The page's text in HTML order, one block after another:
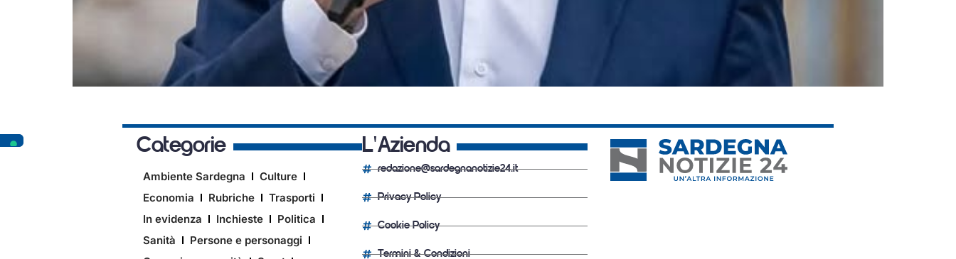
Categorie
Ambiente Sardegna
Culture
Economia
Rubriche
Trasporti
In evidenza
Inchieste
Politica
Sanità
Persone e personaggi
L'Azienda
redazione@sardegnanotizie24.it
Privacy Policy
Cookie Policy
Termini & Condizioni